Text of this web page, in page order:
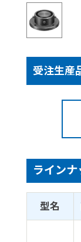
受注生産
ラインナ
型名